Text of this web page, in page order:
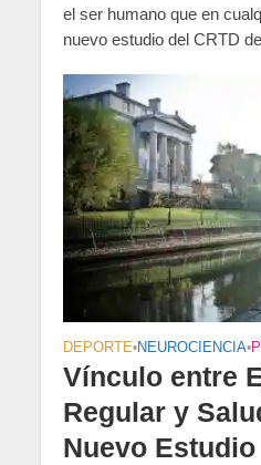
el ser humano que en
nuevo estudio del CRTD
DEPORTE•NEUROCIENCIA•
Vínculo entre
Regular y
Nuevo Estudio